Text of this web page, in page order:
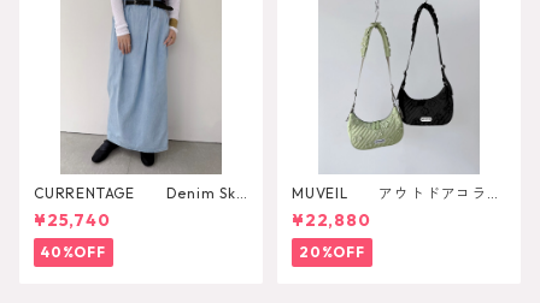
CURRENTAGE Denim Skir
t¥25,740
40%OFF
MUVEIL アウトドアコラボ
ショルダーバッグ
¥22,880
20%OFF